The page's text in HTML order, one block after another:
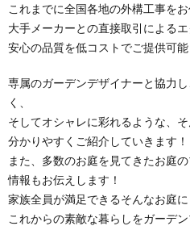
これまでに全国各地の外構工事を
大手メーカーとの直接取引による
安心の品質を低コストでご提供可能
専属のガーデンデザイナーと協力
く、
そしてオシャレに彩れるような、
分かりやすくご紹介していきます！
また、多数のお庭を見てきたお庭
情報もお伝えします！
家族全員が満足できるそんなお庭に
これからの素敵な暮らしをガーデ